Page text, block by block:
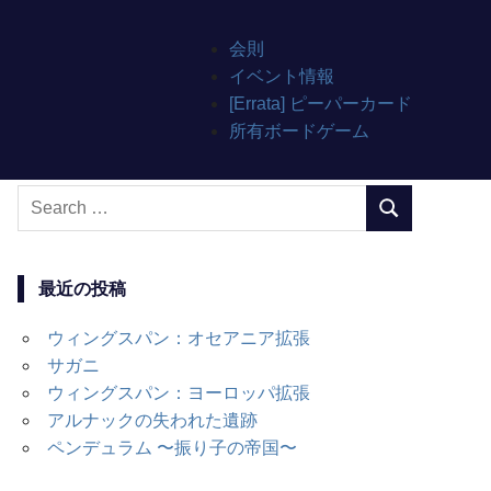
会則
イベント情報
[Errata] ピーパーカード
所有ボードゲーム
Search
SEARCH
最近の投稿
ウィングスパン：オセアニア拡張
サガニ
ウィングスパン：ヨーロッパ拡張
アルナックの失われた遺跡
ペンデュラム 〜振り子の帝国〜